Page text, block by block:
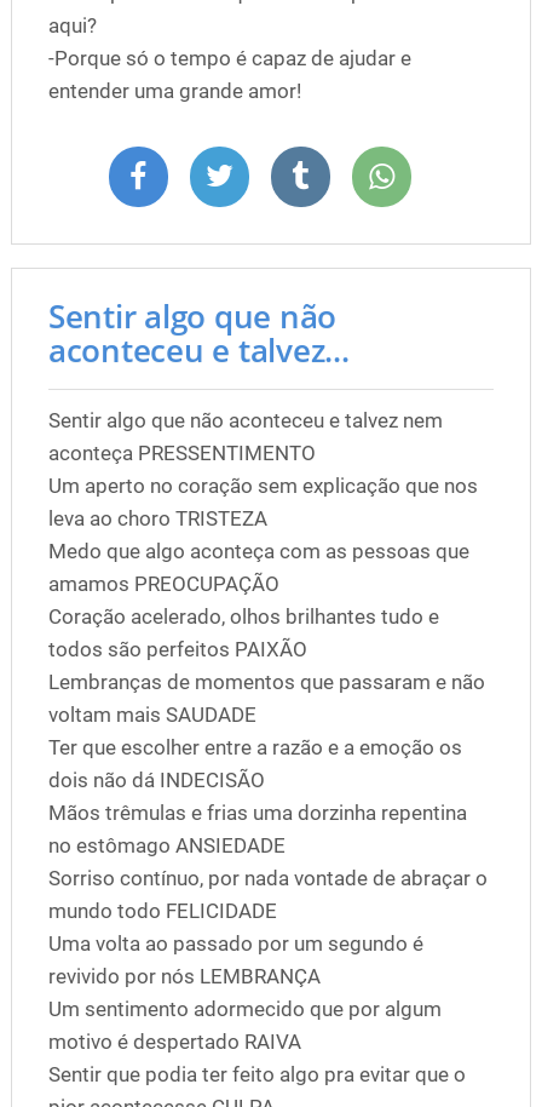
aqui?
-Porque só o tempo é capaz de ajudar e
entender uma grande amor!
Sentir algo que não
aconteceu e talvez...
Sentir algo que não aconteceu e talvez nem
aconteça PRESSENTIMENTO
Um aperto no coração sem explicação que nos
leva ao choro TRISTEZA
Medo que algo aconteça com as pessoas que
amamos PREOCUPAÇÃO
Coração acelerado, olhos brilhantes tudo e
todos são perfeitos PAIXÃO
Lembranças de momentos que passaram e não
voltam mais SAUDADE
Ter que escolher entre a razão e a emoção os
dois não dá INDECISÃO
Mãos trêmulas e frias uma dorzinha repentina
no estômago ANSIEDADE
Sorriso contínuo, por nada vontade de abraçar o
mundo todo FELICIDADE
Uma volta ao passado por um segundo é
revivido por nós LEMBRANÇA
Um sentimento adormecido que por algum
motivo é despertado RAIVA
Sentir que podia ter feito algo pra evitar que o